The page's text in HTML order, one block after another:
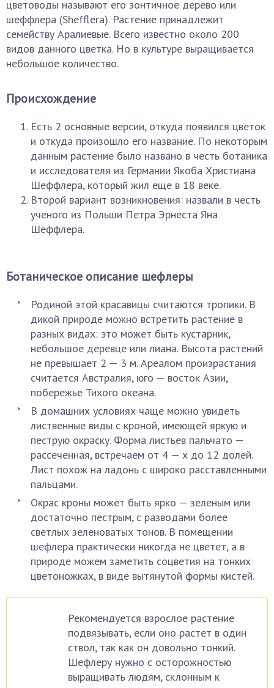
цветоводы называют его зонтичное дерево или
шеффлера (Shefflera). Растение принадлежит
семейству Аралиевые. Всего известно около 200
видов данного цветка. Но в культуре выращивается
небольшое количество.
Происхождение
Есть 2 основные версии, откуда появился цветок
и откуда произошло его название. По некоторым
данным растение было названо в честь ботаника
и исследователя из Германии Якоба Христиана
Шеффлера, который жил еще в 18 веке.
Второй вариант возникновения: назвали в честь
ученого из Польши Петра Эрнеста Яна
Шеффлера.
Ботаническое описание шефлеры
Родиной этой красавицы считаются тропики. В
дикой природе можно встретить растение в
разных видах: это может быть кустарник,
небольшое деревце или лиана. Высота растений
не превышает 2 — 3 м. Ареалом произрастания
считается Австралия, юго — восток Азии,
побережье Тихого океана.
В домашних условиях чаще можно увидеть
лиственные виды с кроной, имеющей яркую и
пеструю окраску. Форма листьев пальчато —
рассеченная, встречаем от 4 — х до 12 долей.
Лист похож на ладонь с широко расставленными
пальцами.
Окрас кроны может быть ярко — зеленым или
достаточно пестрым, с разводами более
светлых зеленоватых тонов. В помещении
шефлера практически никогда не цветет, а в
природе можем заметить соцветия на тонких
цветоножках, в виде вытянутой формы кистей.
Рекомендуется взрослое растение
подвязывать, если оно растет в один
ствол, так как он довольно тонкий.
Шефлеру нужно с осторожностью
выращивать людям, склонным к